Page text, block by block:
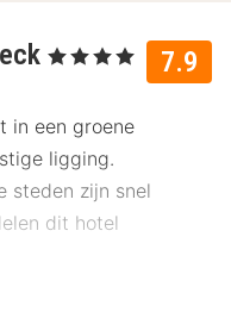
7.9
, 4 Sterren
in een groene
ligging.
steden zijn snel
dit hotel